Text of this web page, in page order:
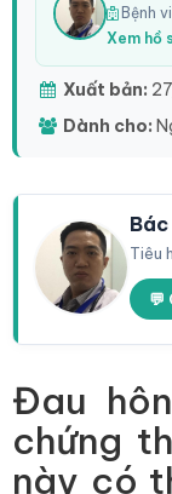
Bệnh
Xem hồ
Xuất bản:
Dành cho:
Tiêu
💬
Đau
chứng
này có